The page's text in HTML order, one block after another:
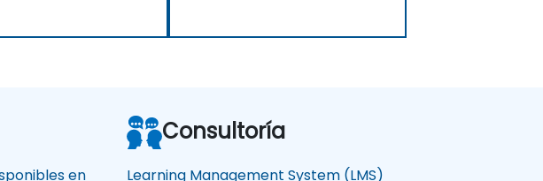
en
Consultoría
Learning Management System (LMS)